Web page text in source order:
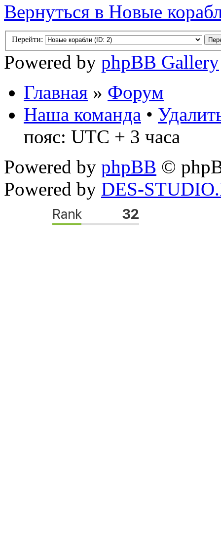
Вернуться в Новые
Перейти:
Powered by phpBB Gallery
Главная » Форум
Наша команда •
пояс: UTC + 3 часа
Powered by phpBB ©
Powered by DES-